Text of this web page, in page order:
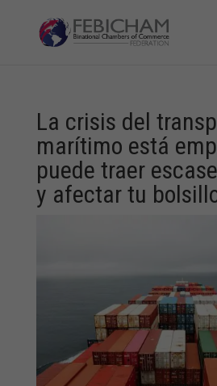
La crisis del
marítimo está
puede traer
y afectar tu